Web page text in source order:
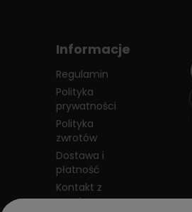
Informacje
Regulamin
Polityka
prywatności
Polityka
zwrotów
Dostawa i
płatność
Kontakt z
nami